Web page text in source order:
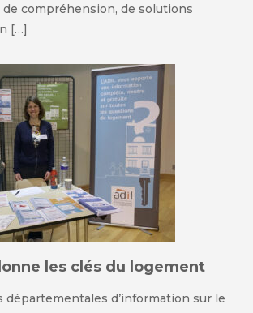
compréhension, de solutions
[…]
les clés du logement
départementales d’information sur le